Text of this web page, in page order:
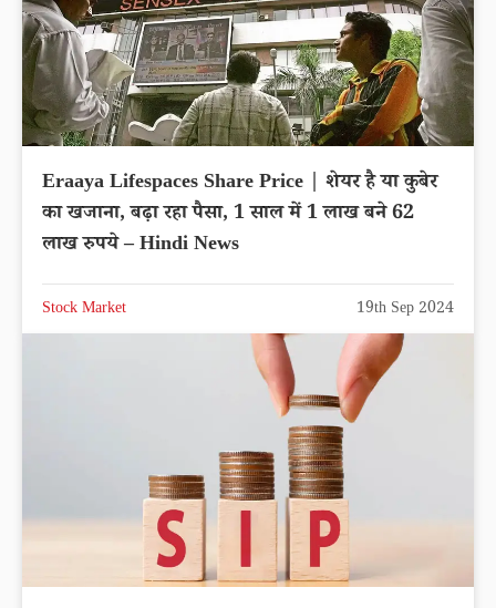
Eraaya Lifespaces Share Price | शेयर है या कुबेर
का खजाना, बढ़ा रहा पैसा, 1 साल में 1 लाख बने 62
लाख रुपये – Hindi News
Stock Market 19th Sep 2024